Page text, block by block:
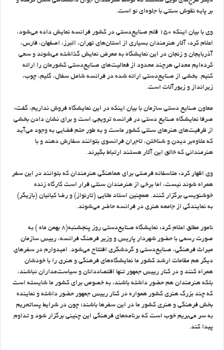
بر پایه نقوش سنتی با جلوه‌ای نو است.
وی با بیان اینکه ۱۵۰ قلم صنایع‌دستی در کشور فرانسه نمایش داده می‌شود،
اعلام کرد: آثار هنرمندان بسیاری از استان‌های تهران، البرز، اصفهان، فارس،
آذربایجان و زنجان در این نمایشگاه به معرض نمایش گذاشته می‌شوند و سعی
کرده‌ایم معدلی هرچند محدود از فعالیت‌های صنایع‌دستی کشورمان را ارائه
کنیم. بخشی از صنایع‌دستی ارائه شده در فرانسه شامل سفال، گلیم، چوب،
زیرانداز و زیورآلات است.
معاون صنایع دستی سازمان با بیان اینکه در این نمایشگاه فروش نداریم، گفت:
صرفا نمایشگاه صنایع دستی در فرانسه ترویجی است و برای نشان دادن بخشی
از ظرفیت‌های هنرهای سنتی کشور ماست و به طور حتم فضایی به وجود می‌آید
که علاوه‌بر دیدن و شناختن، تاجران فرانسوی بتوانند سفارش دهند و با
هنرمندانی که خالق این آثار هستند ارتباط بگیرند.
وی اظهار کرد: متاسفانه فرصتی برای هماهنگی هنرمندان که بتوانند در این سفر
همراه شوند نیست، اما برخی از هنرمندان سنتی قرار است کارگاه زنده
خوشنویسی برگزار کنند. همچنین استاد طلایی (تارنواز) و رضا کیانیان (بازیگر)
به نمایندگی از جامعه هنری در فرانسه حاضر می‌شوند.
نامور مطلق اعلام کرد: نمایشگاه صنایع‌دستی روز پنجشنبه(۸ بهمن ماه ) به
صورت رسمی با حضور شهردار پاریس و وزیر فرهنگ فرانسه، رییس سازمان
میراث فرهنگی، صنایع‌دستی و گردشگری افتتاح می‌شود. امیدوارم در سفرهای
دیگر هم مقامات ارشد کشور ما نمایشگاه‌های فرهنگی و هنری را با خودشان
همراه کنند و در کنار رییس جمهور تنها اقتصاددانان و سیاست‌مداران نباشند،
بلکه هنرمندان هم حضور داشته باشند، به خصوص برای کشور ما شایسته است
که چند بزرگ هنری کشور همواره در کنار رییس جمهور حضور داشته و نماینده
بخش فرهنگی و هنری کشور ما در این سفرها باشند؛ چون در شرایط پساتحریم
به سر می‌بریم خوب است که برنامه‌های فرهنگی این چنینی برگزار شود و تداوم
پیدا کند.